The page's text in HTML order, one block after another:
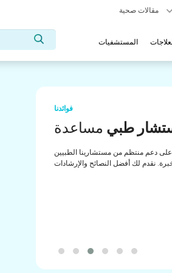
المستشفيات
فوائدنا
طبي مساعدة
دعم منتظم من مستشارينا الطبيين